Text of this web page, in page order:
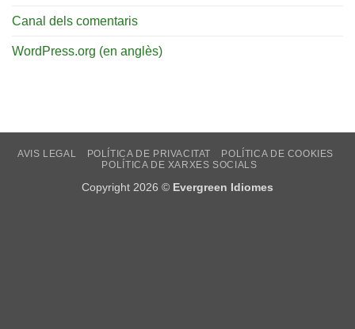
Canal dels comentaris
WordPress.org (en anglès)
AVIS LEGAL POLÍTICA DE PRIVACITAT
POLÍTICA DE COOKIES
POLÍTICA DE XARXES SOCIALS
Copyright 2026 © Evergreen Idiomes